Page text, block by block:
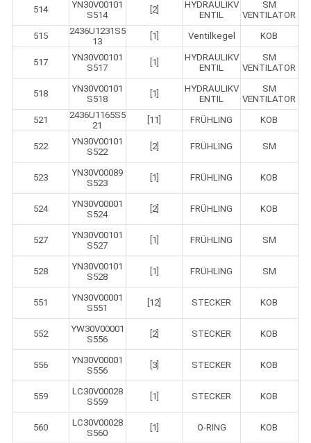
514
YN30V00101
S514
[2]
HYDRAULIKV
ENTIL
SM
VENTILATOR
515
2436U1231S5
13
[1] Ventilkegel KOB
517
YN30V00101
S517
[1]
HYDRAULIKV
ENTIL
SM
VENTILATOR
518
YN30V00101
S518
[1]
HYDRAULIKV
ENTIL
SM
VENTILATOR
521
2436U1165S5
21
[11] FRÜHLING KOB
522
YN30V00101
S522
[2] FRÜHLING SM
523
YN30V00089
S523
[1] FRÜHLING KOB
524
YN30V00001
S524
[2] FRÜHLING KOB
527
YN30V00101
S527
[1] FRÜHLING SM
528
YN30V00101
S528
[1] FRÜHLING SM
551
YN30V00001
S551
[12] STECKER KOB
552
YW30V00001
S556
[2] STECKER KOB
556
YN30V00001
S556
[3] STECKER KOB
559
LC30V00028
S559
[1] STECKER KOB
560
LC30V00028
S560
[1] O-RING KOB